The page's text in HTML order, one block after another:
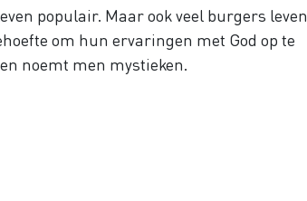
populair. Maar ook veel burgers leven
om hun ervaringen met God op te
noemt men mystieken.